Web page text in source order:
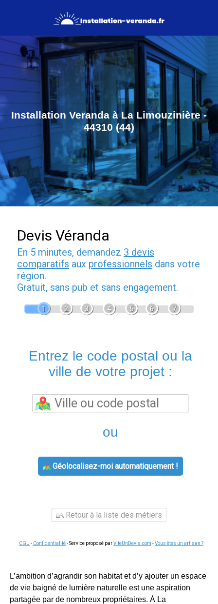
Installation Veranda à La Limouzinière -
44310 (44)
Devis Véranda
En 5 minutes, demandez 3 devis
comparatifs aux professionnels dans votre
région.
Gratuit, sans pub et sans engagement.
1 2 3 4 5 6 7
Entrez le code postal ou la
ville de votre projet :
ou
Géolocalisez-moi automatiquement !
Retour à la liste des métiers
CGU - Confidentialité- Service proposé parViteUnDevis.com -Vous êtes un artisan ?
L’ambition d’agrandir son habitat et d’y ajouter un espace
de vie baigné de lumière naturelle est une aspiration
partagée par de nombreux propriétaires. À La